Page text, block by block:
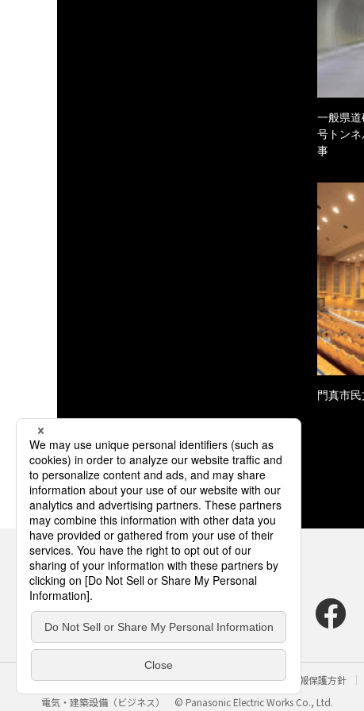
一般県
号トン
事
門真市
サイトのご利用にあたって クッキーポリシー 個人情報保護方針
電気・建築設備（ビジネス）
© Panasonic Electric Works Co., Ltd.